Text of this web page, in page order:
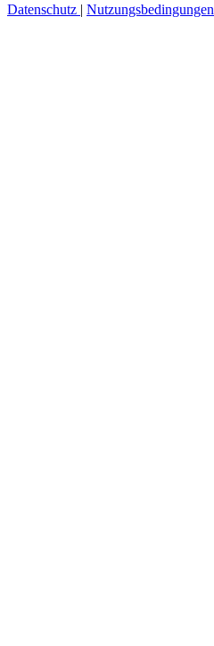
Datenschutz | Nutzungsbedingungen